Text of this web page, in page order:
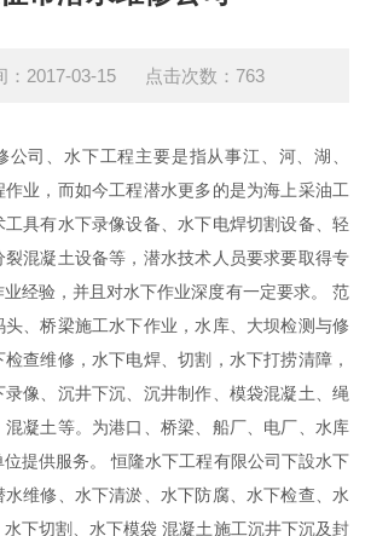
：2017-03-15 点击次数：763
公司、水下工程主要是指从事江、河、湖、
业，而如今工程潜水更多的是为海上采油工
具有水下录像设备、水下电焊切割设备、轻
混凝土设备等，潜水技术人员要求要取得专
经验，并且对水下作业深度有一定要求。 范
头、桥梁施工水下作业，水库、大坝检测与修
查维修，水下电焊、切割，水下打捞清障，
像、沉井下沉、沉井制作、模袋混凝土、绳
凝土等。为港口、桥梁、船厂、电厂、水库
提供服务。 恒隆水下工程有限公司下設水下
维修、水下清淤、水下防腐、水下检查、水
下切割、水下模袋 混凝土施工沉井下沉及封